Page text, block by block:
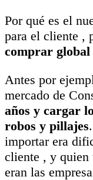
Por qué es el
para el cliente ,
comprar global
Antes por
mercado de
años y cargar
robos y pillajes
importar era
cliente , y quien
eran las